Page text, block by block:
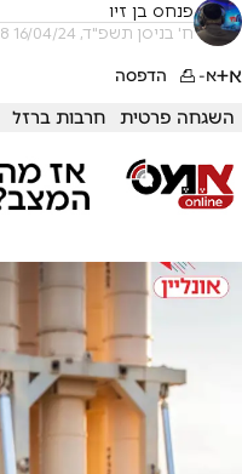
פנחס בן זיו
ח' בניסן תשפ"ד, 16/04/24 08:58
א+א- הדפסה
השגחה פרטית חרבות ברזל